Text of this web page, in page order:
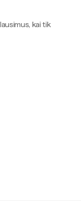
kai tik